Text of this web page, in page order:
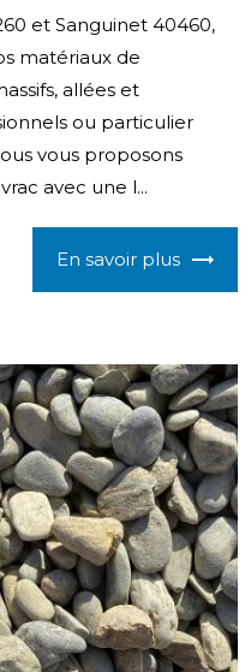
et Sanguinet 40460,
matériaux de
allées et
ou particulier
vous proposons
avec une l...
En savoir plus